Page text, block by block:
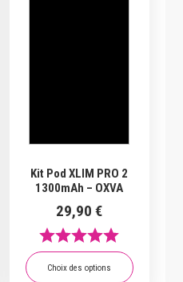
Kit Pod XLIM PRO 2
1300mAh – OXVA
29,90€
Choix des options